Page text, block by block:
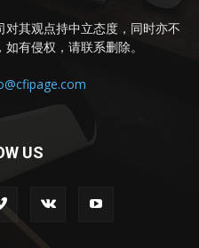
其观点持中立态度，同时亦不
有侵权，请联系删除。
US